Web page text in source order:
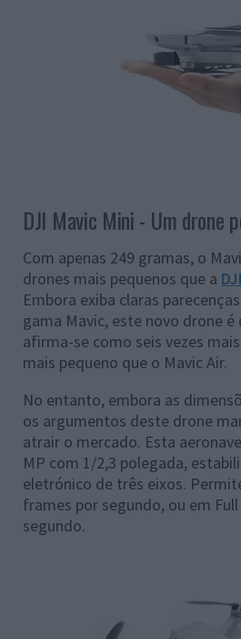
DJI Mavic Mini - Um drone
Com apenas 249 gramas, o
drones mais pequenos que a
Embora exiba claras
gama Mavic, este novo drone
afirma-se como seis vezes
mais pequeno que o Mavic Air.
No entanto, embora as
os argumentos deste drone
atrair o mercado. Esta
MP com 1/2,3 polegada,
eletrónico de três eixos.
frames por segundo, ou em
segundo.